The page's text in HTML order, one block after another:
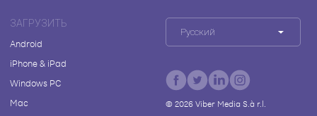
ЗАГРУЗИТЬ
Android
iPhone & iPad
Windows PC
Mac
Русский
© 2026Viber Media S.à r.l.